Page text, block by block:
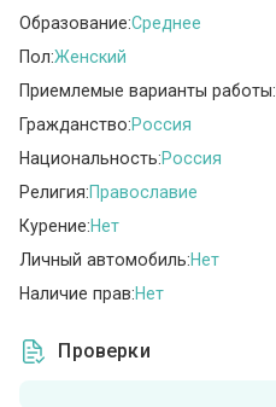
Образование:Среднее
Пол:Женский
Приемлемые варианты работы:
Гражданство:Россия
Национальность:Россия
Религия:Православие
Курение:Нет
Личный автомобиль:Нет
Наличие прав:Нет
Проверки